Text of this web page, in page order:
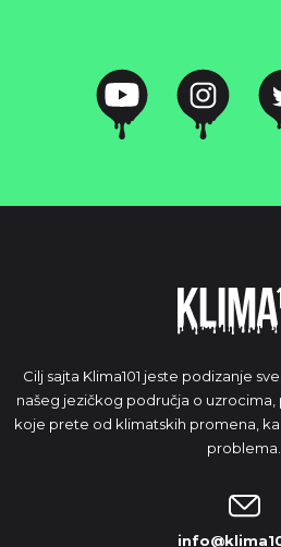
Cilj sajta Klima101 jeste podizanje
našeg jezičkog područja o
koje prete od klimatskih promena,
problema.